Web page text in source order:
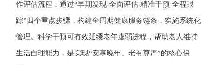
作评估流程，通过“早期发现-全面评估-精准干预-全程跟
踪”四个重点步骤，构建全周期健康服务链条，实施系统化
管理。科学干预可有效延缓老年虚弱进程，帮助老人维持
生活自理能力，是实现“安享晚年、老有尊严”的核心保